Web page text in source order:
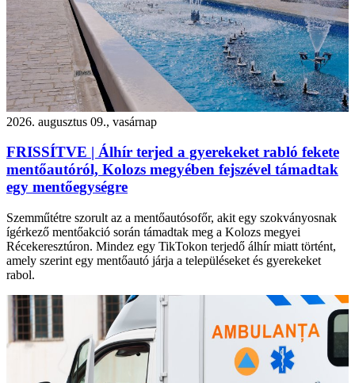
2026. augusztus 09., vasárnap
FRISSÍTVE | Álhír terjed a gyerekeket rabló fekete
mentőautóról, Kolozs megyében fejszével támadtak
egy mentőegységre
Szemműtétre szorult az a mentőautósofőr, akit egy szokványosnak
ígérkező mentőakció során támadtak meg a Kolozs megyei
Récekeresztúron. Mindez egy TikTokon terjedő álhír miatt történt,
amely szerint egy mentőautó járja a településeket és gyerekeket
rabol.